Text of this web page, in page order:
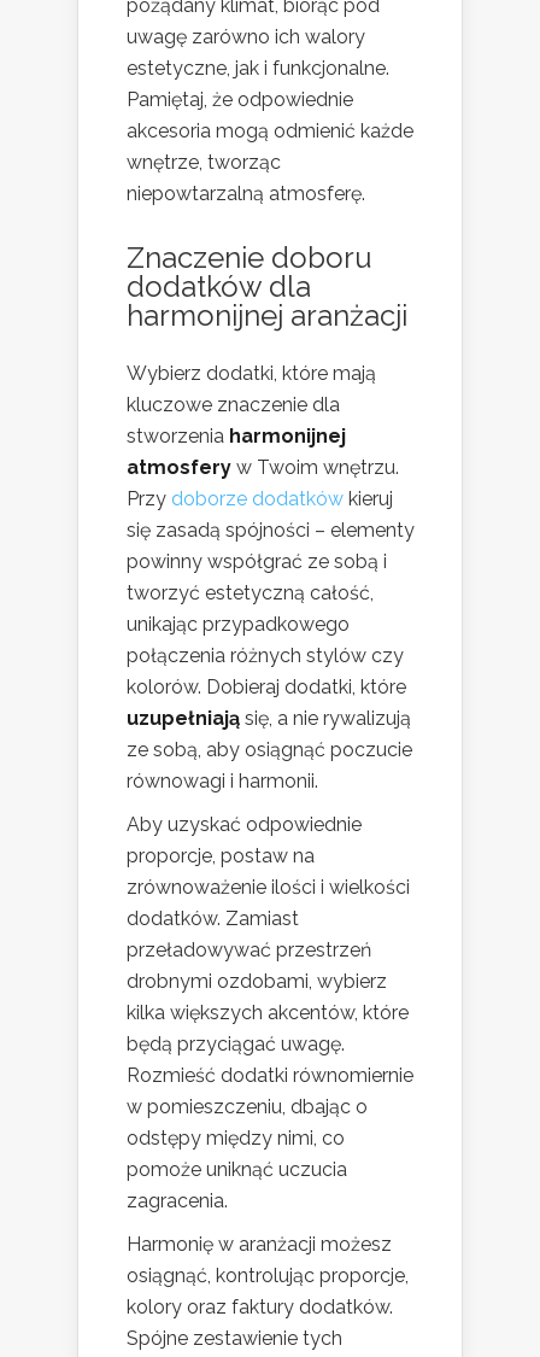
pożądany klimat, biorąc pod
uwagę zarówno ich walory
estetyczne, jak i funkcjonalne.
Pamiętaj, że odpowiednie
akcesoria mogą odmienić każde
wnętrze, tworząc
niepowtarzalną atmosferę.
Znaczenie doboru
dodatków dla
harmonijnej aranżacji
Wybierz dodatki, które mają
kluczowe znaczenie dla
stworzenia harmonijnej
atmosfery w Twoim wnętrzu.
Przy doborze dodatków kieruj
się zasadą spójności – elementy
powinny współgrać ze sobą i
tworzyć estetyczną całość,
unikając przypadkowego
połączenia różnych stylów czy
kolorów. Dobieraj dodatki, które
uzupełniają się, a nie rywalizują
ze sobą, aby osiągnąć poczucie
równowagi i harmonii.
Aby uzyskać odpowiednie
proporcje, postaw na
zrównoważenie ilości i wielkości
dodatków. Zamiast
przeładowywać przestrzeń
drobnymi ozdobami, wybierz
kilka większych akcentów, które
będą przyciągać uwagę.
Rozmieść dodatki równomiernie
w pomieszczeniu, dbając o
odstępy między nimi, co
pomoże uniknąć uczucia
zagracenia.
Harmonię w aranżacji możesz
osiągnąć, kontrolując proporcje,
kolory oraz faktury dodatków.
Spójne zestawienie tych